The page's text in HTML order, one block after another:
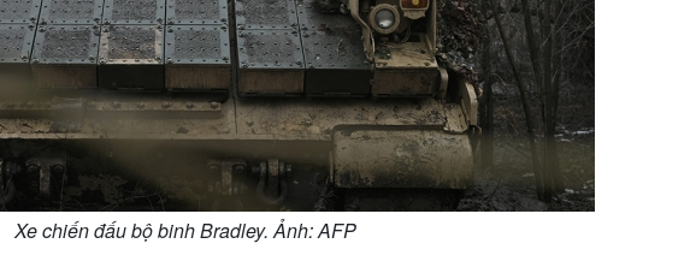
Xe chiến đấu bộ binh Bradley. Ảnh: AFP